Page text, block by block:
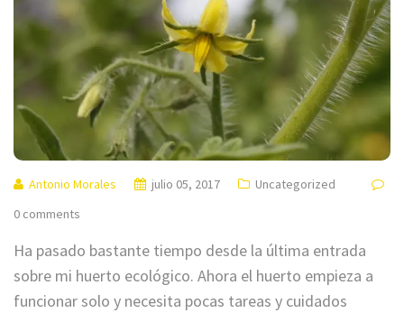
Antonio Morales julio 05, 2017
Uncategorized
0 comments
Ha pasado bastante tiempo desde la última entrada
sobre mi huerto ecológico. Ahora el huerto empieza a
funcionar solo y necesita pocas tareas y cuidados